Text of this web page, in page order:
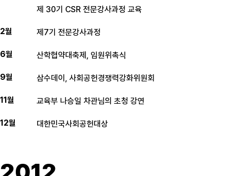
제 30기 CSR 전문강사과정 교육
2월 제7기 전문강사과정
6월 산학협약대축제, 임원위촉식
9월 삼수데이, 사회공헌경쟁력강화위원회
11월 교육부 나승일 차관님의 초청 강연
12월 대한민국사회공헌대상